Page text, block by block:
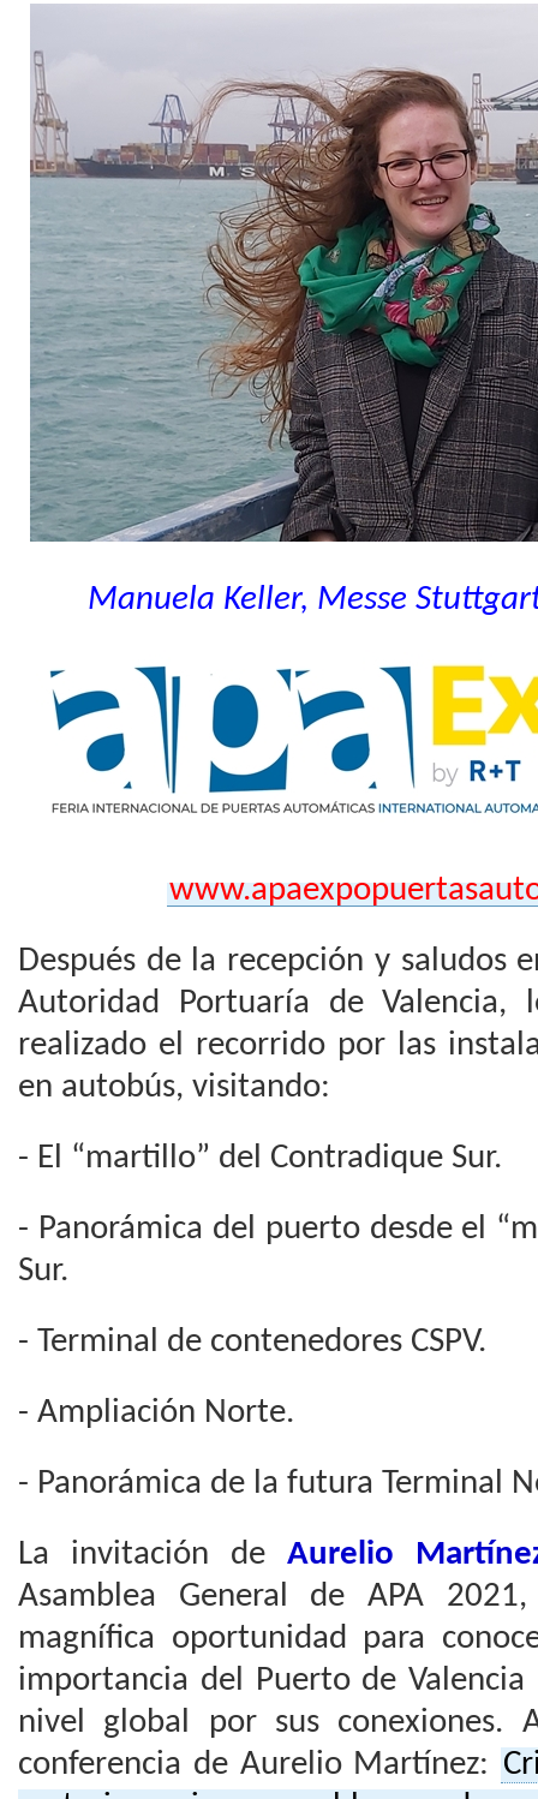
Manuela Keller, Messe
Después de la recepción y saludos
Autoridad Portuaría de Valencia,
realizado el recorrido por las
en autobús, visitando:
- El “martillo” del Contradique Sur.
- Panorámica del puerto desde el
Sur.
- Terminal de contenedores CSPV.
- Ampliación Norte.
- Panorámica de la futura Terminal
La invitación de Aurelio
Asamblea General de APA
magnífica oportunidad para
importancia del Puerto de
nivel global por sus conexiones.
conferencia de Aurelio Martínez: